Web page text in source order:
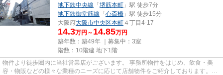
地下鉄中央線 「堺筋本町 」駅 徒歩7分
地下鉄御堂筋線 「心斎橋 」駅 徒歩15分
大阪府大阪市中央区本町 ４丁目4-17
14.3万円～ 14.85万円
築年数：築49年 ｜募集中： 3室
階数：10階建 地下1階
物件より徒歩圏内に当社営業店がございます。 事務所物件をはじめ、飲食・美
容・物販などの様々な業種のニーズに応じて店舗物件をご紹介しております。